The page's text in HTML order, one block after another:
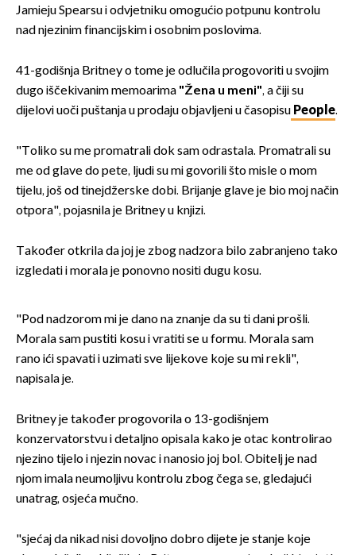
Jamieju Spearsu i odvjetniku omogućio potpunu kontrolu
nad njezinim financijskim i osobnim poslovima.
41-godišnja Britney o tome je odlučila progovoriti u svojim
dugo iščekivanim memoarima "Žena u meni", a čiji su
dijelovi uoči puštanja u prodaju objavljeni u časopisu People.
"Toliko su me promatrali dok sam odrastala. Promatrali su
me od glave do pete, ljudi su mi govorili što misle o mom
tijelu, još od tinejdžerske dobi. Brijanje glave je bio moj način
otpora", pojasnila je Britney u knjizi.
Također otkrila da joj je zbog nadzora bilo zabranjeno tako
izgledati i morala je ponovno nositi dugu kosu.
"Pod nadzorom mi je dano na znanje da su ti dani prošli.
Morala sam pustiti kosu i vratiti se u formu. Morala sam
rano ići spavati i uzimati sve lijekove koje su mi rekli",
napisala je.
Britney je također progovorila o 13-godišnjem
konzervatorstvu i detaljno opisala kako je otac kontrolirao
njezino tijelo i njezin novac i nanosio joj bol. Obitelj je nad
njom imala neumoljivu kontrolu zbog čega se, gledajući
unatrag, osjeća mučno.
"sjećaj da nikad nisi dovoljno dobro dijete je stanje koje